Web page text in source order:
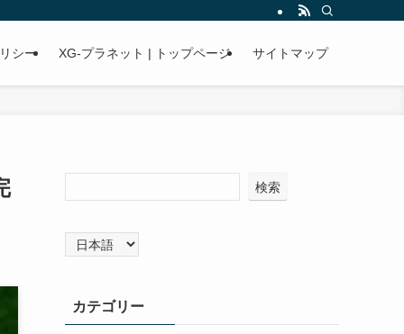
シー XG-プラネット | トップページ サイトマップ
検索
語
選カテゴリー